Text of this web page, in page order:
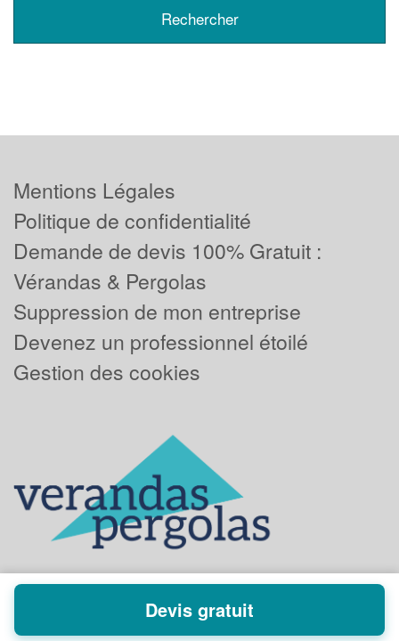
Mentions Légales
Politique de confidentialité
Demande de devis 100% Gratuit :
Vérandas & Pergolas
Suppression de mon entreprise
Devenez un professionnel étoilé
Gestion des cookies
Powered byPlus que pro
Devis gratuit